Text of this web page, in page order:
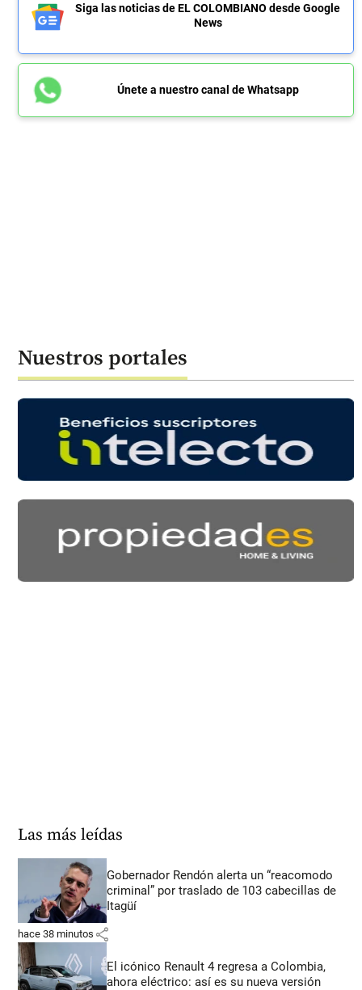
Siga las noticias de EL COLOMBIANO desde Google
News
Únete a nuestro canal de Whatsapp
Nuestros portales
Las más leídas
Gobernador Rendón alerta un “reacomodo
criminal” por traslado de 103 cabecillas de
Itagüí
hace 38 minutos share
El icónico Renault 4 regresa a Colombia,
ahora eléctrico: así es su nueva versión